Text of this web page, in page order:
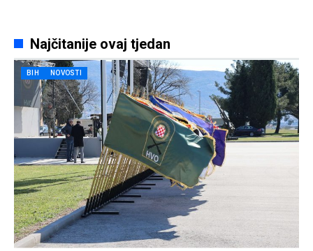
Najčitanije ovaj tjedan
BIH NOVOSTI